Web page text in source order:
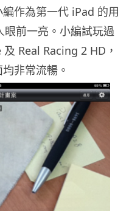
作為第一代 iPad 的用
前一亮。小編試玩過
Real Racing 2 HD，
非常流暢。